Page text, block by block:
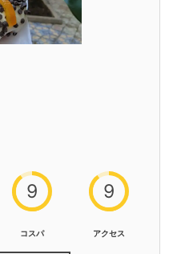
9
コスパ
9
アクセス